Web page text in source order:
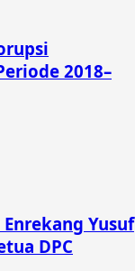
2018–
Yusuf
DPC